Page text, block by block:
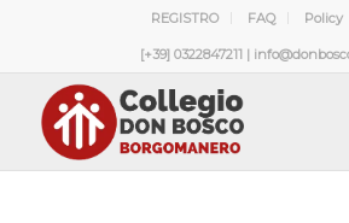
REGISTRO FAQ Policy
[+39] 0322847211 |